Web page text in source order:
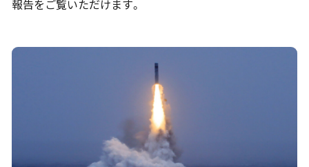
報告をご覧いただけます。